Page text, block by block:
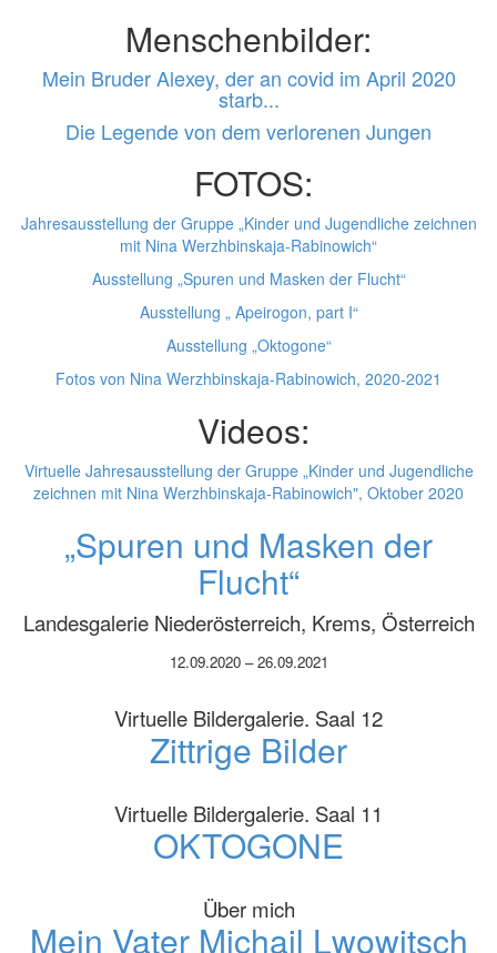
Menschenbilder:
Mein Bruder Alexey, der an covid im April 2020
starb...
Die Legende von dem verlorenen Jungen
FOTOS:
Jahresausstellung der Gruppe „Kinder und Jugendliche zeichnen
mit Nina Werzhbinskaja-Rabinowich“
Ausstellung „Spuren und Masken der Flucht“
Ausstellung „ Apeirogon, part I“
Ausstellung „Oktogone“
Fotos von Nina Werzhbinskaja-Rabinowich, 2020-2021
Videos:
Virtuelle Jahresausstellung der Gruppe „Kinder und Jugendliche
zeichnen mit Nina Werzhbinskaja-Rabinowich", Oktober 2020
„Spuren und Masken der
Flucht“
Landesgalerie Niederösterreich, Krems, Österreich
12.09.2020 – 26.09.2021
Virtuelle Bildergalerie. Saal 12
Zittrige Bilder
Virtuelle Bildergalerie. Saal 11
OKTOGONE
Über mich
Mein Vater Michail Lwowitsch